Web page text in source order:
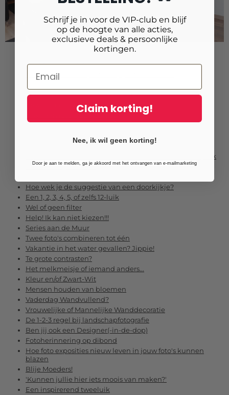
Dust to Dawn - foto's verlijmd op dibond
Puur Natuur...Tuinposters op je stenen muur
Gezellig Persoonlijk of Strak Professioneel
Gewoon of Gewaagd
Saaie gangen? Doe er iets aan!
Verrassende wanddeco-thema's voor kantoor of werkplek
Groot of nog GROTER
Hoe wek je de suggestie van een doorkijkje?
Een 1, 2, 3, 4, 5, of zelfs 12-luik
Wel of geen filter
Help! Ik kan niet kiezen!!!
Series aan de Muur
Twee foto's combineren tot één
Vakantie in het water gevallen? Jippie!
Te grote contrasten?
Het melkmeisje of iemand anders...
Kleur en/of Zwart-Wit
Mensen houden van bloemen
Vaderdag Wandvullend?
Vrouwelijke of Mannelijke Wanddecoratie
De 1-2-3 regel bij landschapfotografie
Ben jij ook een Designer(-in-de-dop)
Fotoherinnering op dibond
Hoe foto exposities nieuw leven in jouw foto's kunnen
blazen
Blije Moeders!
'Kunnen jullie hier iets moois van maken?'
Een inspirerend tweeluik
Schrijf je in voor de VIP-club en blijf
op de hoogte van alle acties,
exclusieve deals & persoonlijke
kortingen.
Claim korting!
Nee, ik wil geen korting!
Door je aan te melden, ga je akkoord met het ontvangen van e-mailmarketing